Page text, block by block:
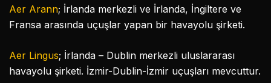
Aer Arann; İrlanda merkezli ve İrlanda, İngiltere ve
Fransa arasında uçuşlar yapan bir havayolu şirketi.
Aer Lingus; İrlanda – Dublin merkezli uluslararası
havayolu şirketi. İzmir-Dublin-İzmir uçuşları mevcuttur.